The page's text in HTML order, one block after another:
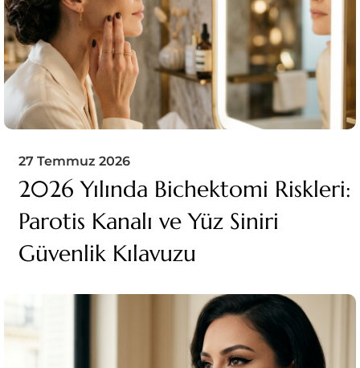
27 Temmuz 2026
2026 Yılında Bichektomi Riskleri:
Parotis Kanalı ve Yüz Siniri
Güvenlik Kılavuzu